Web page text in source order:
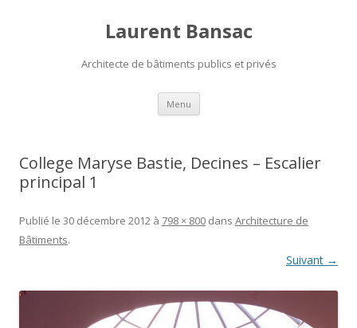
Laurent Bansac
Architecte de bâtiments publics et privés
Menu Aller
contenu
College Maryse Bastie, Decines – Escalier
principal 1
Publié le 30 décembre 2012 à 798 × 800 dans Architecture de
Bâtiments.
Suivant →